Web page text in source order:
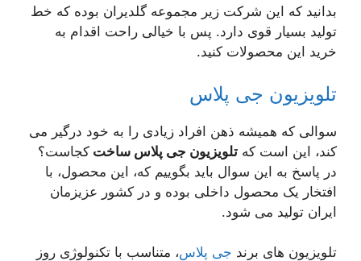
بدانید که این شرکت زیر مجموعه گلدیران بوده که خط
تولید بسیار قوی دارد. پس با خیالی راحت اقدام به
خرید این محصولات کنید.
تلویزیون جی پلاس
سوالی که همیشه ذهن افراد زیادی را به خود درگیر می
کند، این است که تلویزیون جی پلاس ساخت کجاست؟
در پاسخ به این سوال باید بگوییم که، این محصول، با
افتخار یک محصول داخلی بوده و در کشور عزیزمان
ایران تولید می شود.
تلویزیون های برند جی پلاس، متناسب با تکنولوژی روز